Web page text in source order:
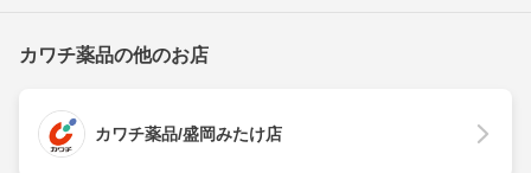
カワチ薬品の他のお店
カワチ薬品/盛岡みたけ店